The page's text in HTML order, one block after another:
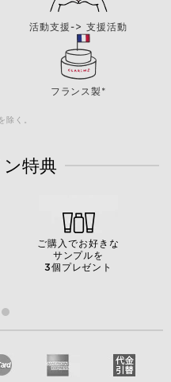
活動支援-> 支援活動
フランス製*
除く。
特典
ご購入でお好きな
サンプルを
3個プレゼント